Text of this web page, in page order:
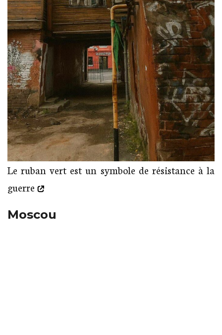
Le ruban vert est un symbole de résistance à la
guerre
Moscou